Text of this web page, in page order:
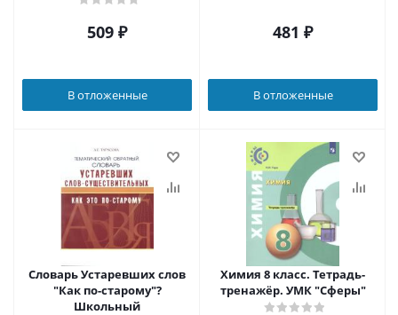
509 ₽
В отложенные
481 ₽
В отложенные
Словарь Устаревших слов
"Как по-старому"?
Школьный
Химия 8 класс. Тетрадь-
тренажёр. УМК "Сферы"